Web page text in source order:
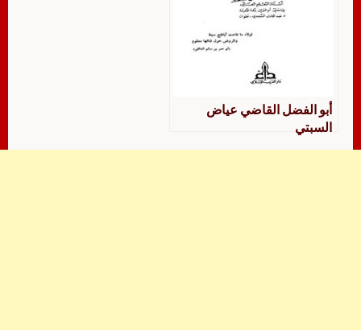
أبو الفضل القاضي عياض
السبتي